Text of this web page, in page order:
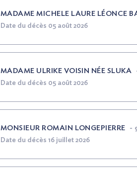
MADAME MICHELE LAURE LÉONCE
Date du décès 05 août 2026
MADAME ULRIKE VOISIN NÉE SLUKA
Date du décès 05 août 2026
MONSIEUR ROMAIN LONGEPIERRE -
Date du décès 16 juillet 2026